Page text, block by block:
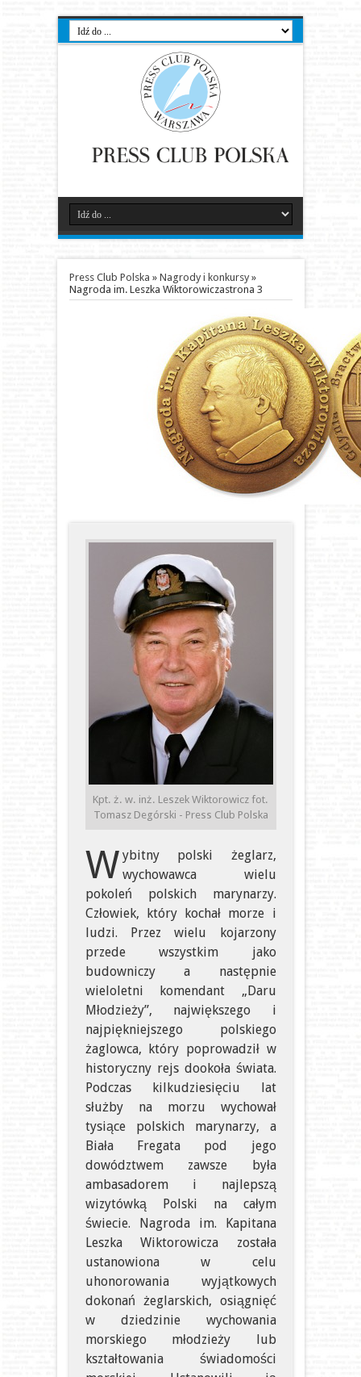
Press Club Polska » Nagrody i konkursy»
Nagroda im. Leszka Wiktorowiczastrona 3
Kpt. ż. w. inż. Leszek Wiktorowicz fot.
Tomasz Degórski - Press Club Polska
W ybitny polski żeglarz,
wychowawca wielu
pokoleń polskich marynarzy.
Człowiek, który kochał morze i
ludzi. Przez wielu kojarzony
przede wszystkim jako
budowniczy a następnie
wieloletni komendant „Daru
Młodzieży”, największego i
najpiękniejszego polskiego
żaglowca, który poprowadził w
historyczny rejs dookoła świata.
Podczas kilkudziesięciu lat
służby na morzu wychował
tysiące polskich marynarzy, a
Biała Fregata pod jego
dowództwem zawsze była
ambasadorem i najlepszą
wizytówką Polski na całym
świecie. Nagroda im. Kapitana
Leszka Wiktorowicza została
ustanowiona w celu
uhonorowania wyjątkowych
dokonań żeglarskich, osiągnięć
w dziedzinie wychowania
morskiego młodzieży lub
kształtowania świadomości